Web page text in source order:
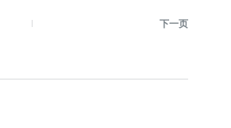
下一页